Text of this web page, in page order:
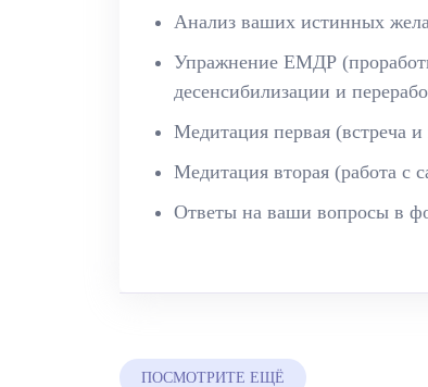
Анализ ваших истинных
Упражнение ЕМДР
десенсибилизации и
Медитация первая (встреча
Медитация вторая (работа с
Ответы на ваши вопросы в
ПОСМОТРИТЕ ЕЩЁ